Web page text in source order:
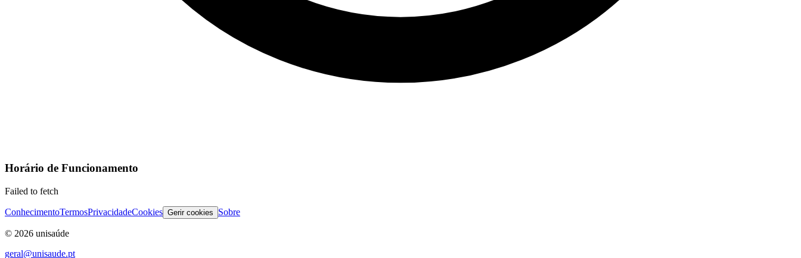
Horário de Funcionamento
Failed to fetch
ConhecimentoTermosPrivacidadeCookies Gerir cookies Sobre
© 2026 unisaúde
geral@unisaude.pt